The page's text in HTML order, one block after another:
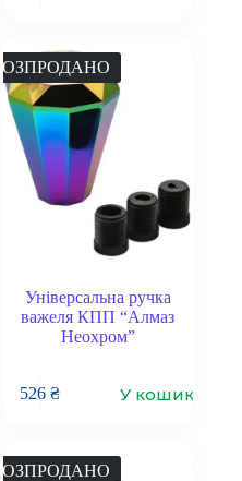
РОЗПРОДАНО
Універсальна ручка
важеля КПП “Алмаз
Неохром”
526 ₴ У кошик
РОЗПРОДАНО